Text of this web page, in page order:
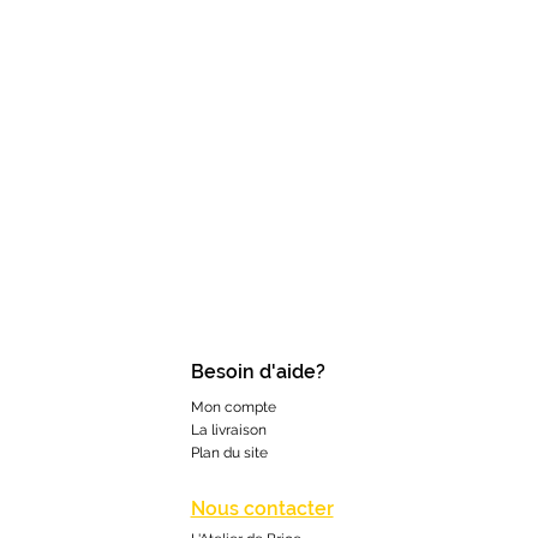
Besoin d'aide?
Mon compte
La livraison
Plan du site
Nous contacter